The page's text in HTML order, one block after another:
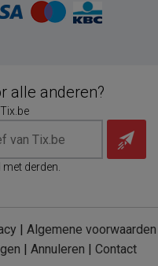
alle anderen?
derden.
| Algemene voorwaarden
| Annuleren | Contact